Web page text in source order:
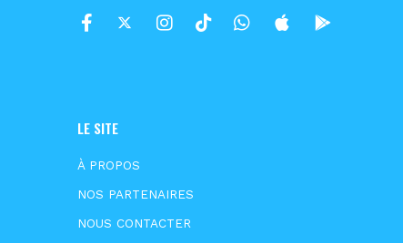
LE SITE
À PROPOS
NOS PARTENAIRES
NOUS CONTACTER